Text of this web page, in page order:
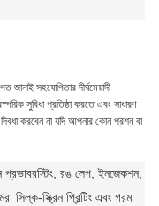
সহযোগিতার দীর্ঘমেয়াদী
সুবিধা প্রতিষ্ঠা করতে এবং সাধারণ
করবেন না যদি আপনার কোন প্রশ্ন বা
প্রভাবরস্টিং, রঙ লেপ, ইনজেকশন,
সিল্ক-স্ক্রিন প্রিন্টিং এবং গরম